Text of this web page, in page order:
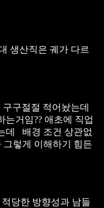
생산직은 궤가 다르
구절절 적어놨는데
는거임?? 애초에 직업
데
배경 조건 상관없
그렇게 이해하기 힘든
당한 방향성과 남들